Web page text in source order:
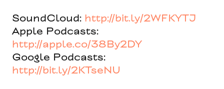
SoundCloud: http://bit.ly/2WFKYTJ
Apple Podcasts:
http://apple.co/38By2DY
Google Podcasts:
http://bit.ly/2KTseNU